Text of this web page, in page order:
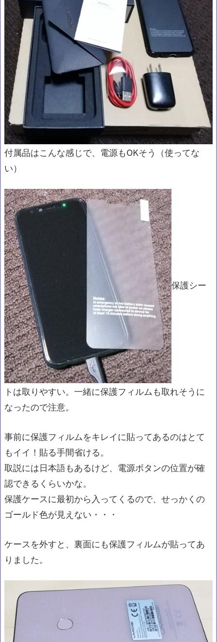
付属品はこんな感じで、電源もOKそう（使ってな
い）
保護シー
トは取りやすい。一緒に保護フィルムも取れそうに
なったので注意。
事前に保護フィルムをキレイに貼ってあるのはとて
もイイ！貼る手間省ける。
取説には日本語もあるけど、電源ボタンの位置が確
認できるくらいかな。
保護ケースに最初から入ってくるので、せっかくの
ゴールド色が見えない・・・
ケースを外すと、裏面にも保護フィルムが貼ってあ
りました。